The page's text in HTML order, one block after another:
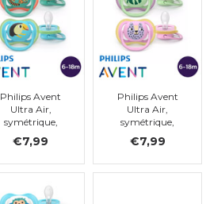
Philips Avent
Ultra Air,
symétrique,
€7,99
Philips Avent
Ultra Air,
symétrique,
€7,99